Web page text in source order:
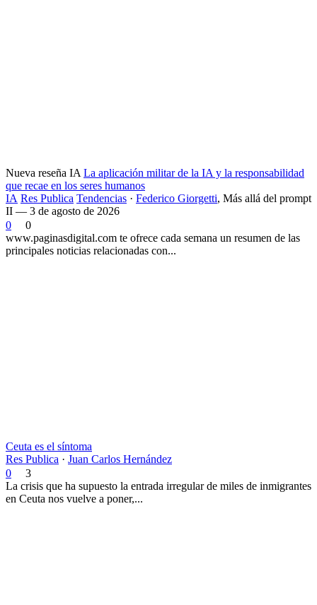
Nueva reseña IA La aplicación militar de la IA y la responsabilidad
que recae en los seres humanos
IA Res Publica Tendencias · Federico Giorgetti, Más allá del prompt
II — 3 de agosto de 2026
0
0
www.paginasdigital.com te ofrece cada semana un resumen de las
principales noticias relacionadas con...
Ceuta es el síntoma
Res Publica · Juan Carlos Hernández
0
3
La crisis que ha supuesto la entrada irregular de miles de inmigrantes
en Ceuta nos vuelve a poner,...